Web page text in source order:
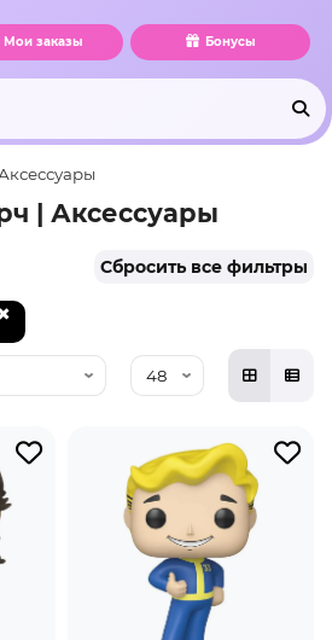
Мои заказы Бонусы
| Аксессуары
Сбросить все фильтры